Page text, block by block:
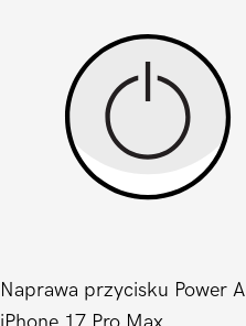
Naprawa przycisku Power